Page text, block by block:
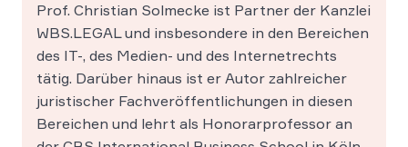
Prof. Christian Solmecke ist Partner der Kanzlei
WBS.LEGAL und insbesondere in den Bereichen
des IT-, des Medien- und des Internetrechts
tätig. Darüber hinaus ist er Autor zahlreicher
juristischer Fachveröffentlichungen in diesen
Bereichen und lehrt als Honorarprofessor an